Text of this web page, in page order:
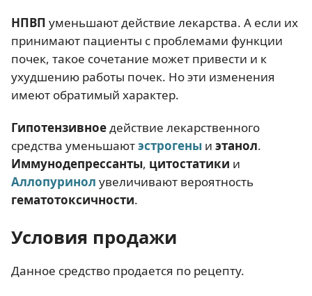
НПВП уменьшают действие лекарства. А если их
принимают пациенты с проблемами функции
почек, такое сочетание может привести и к
ухудшению работы почек. Но эти изменения
имеют обратимый характер.
Гипотензивноедействие лекарственного
средства уменьшаютэстрогены и этанол.
Иммунодепрессанты, цитостатики и
Аллопуринол увеличивают вероятность
гематотоксичности.
Условия продажи
Данное средство продается по рецепту.